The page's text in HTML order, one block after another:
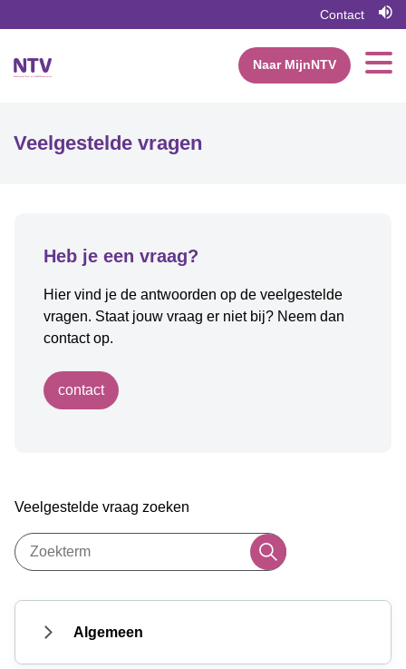
Contact
Naar MijnNTV
Veelgestelde vragen
Heb je een vraag?
Hier vind je de antwoorden op de veelgestelde
vragen. Staat jouw vraag er niet bij? Neem dan
contact op.
contact
Veelgestelde vraag zoeken
Algemeen